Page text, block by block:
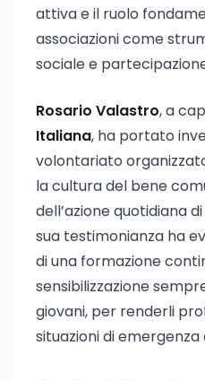
attiva e il ruolo
associazioni come
sociale e
Rosario Valastro, a
Italiana, ha portato
volontariato
la cultura del bene
dell’azione quotidiana
sua testimonianza ha
di una formazione
sensibilizzazione
giovani, per renderli
situazioni di